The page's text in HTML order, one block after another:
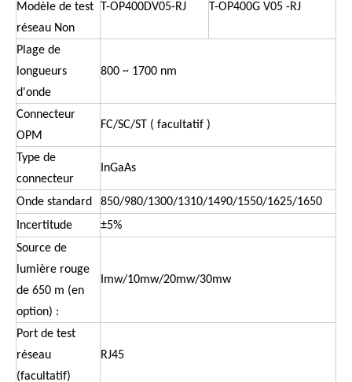
Modèle de test
réseau Non
T-OP400DV05-RJ T-OP400G V05 -RJ
Plage de
longueurs
d'onde
800 ~ 1700 nm
Connecteur
OPM
FC/SC/ST ( facultatif )
Type de
connecteur
InGaAs
Onde standard
850/980/1300/1310/1490/1550/1625/1650
Incertitude
±5%
Source de
lumière rouge
de 650 m (en
option) :
Imw/10mw/20mw/30mw
Port de test
réseau
(facultatif)
RJ45